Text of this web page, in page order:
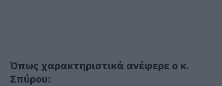
Όπως χαρακτηριστικά ανέφερε ο κ.
Σπύρου: